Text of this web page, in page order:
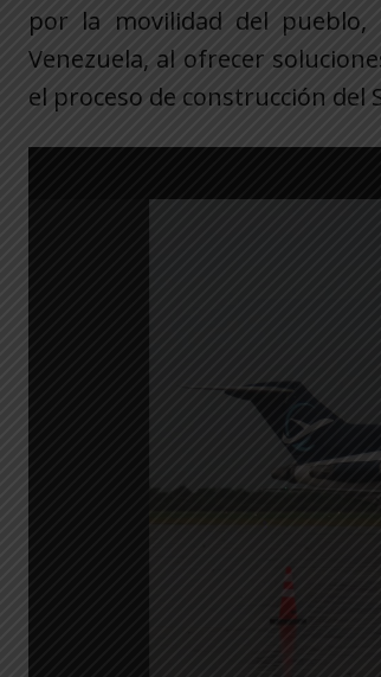
por la movilidad del
Venezuela, al ofrecer
el proceso de construcción del